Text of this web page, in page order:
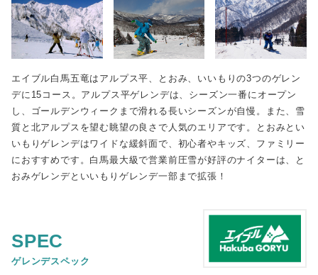
エイブル白馬五竜はアルプス平、とおみ、いいもりの3つのゲレン
デに15コース。アルプス平ゲレンデは、シーズン一番にオープン
し、ゴールデンウィークまで滑れる長いシーズンが自慢。また、雪
質と北アルプスを望む眺望の良さで人気のエリアです。とおみとい
いもりゲレンデはワイドな緩斜面で、初心者やキッズ、ファミリー
におすすめです。白馬最大級で営業前圧雪が好評のナイターは、と
おみゲレンデといいもりゲレンデ一部まで拡張！
SPEC
ゲレンデスペック